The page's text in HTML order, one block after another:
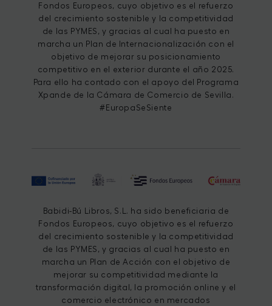
Fondos Europeos, cuyo objetivo es el refuerzo
del crecimiento sostenible y la competitividad
de las PYMES, y gracias al cual ha puesto en
marcha un Plan de Internacionalización con el
objetivo de mejorar su posicionamiento
competitivo en el exterior durante el año 2025.
Para ello ha contado con el apoyo del Programa
Xpande de la Cámara de Comercio de Sevilla.
#EuropaSeSiente
Babidi-Bú Libros, S.L. ha sido beneficiaria de
Fondos Europeos, cuyo objetivo es el refuerzo
del crecimiento sostenible y la competitividad
de las PYMES, y gracias al cual ha puesto en
marcha un Plan de Acción con el objetivo de
mejorar su competitividad mediante la
transformación digital, la promoción online y el
comercio electrónico en mercados